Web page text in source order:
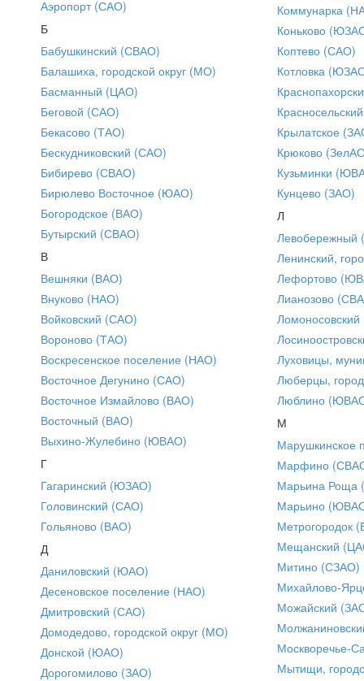
Аэропорт (САО)
Б
Бабушкинский (СВАО)
Балашиха, городской округ (МО)
Басманный (ЦАО)
Беговой (САО)
Бекасово (ТАО)
Бескудниковский (САО)
Бибирево (СВАО)
Бирюлево Восточное (ЮАО)
Богородское (ВАО)
Бутырский (СВАО)
В
Вешняки (ВАО)
Внуково (НАО)
Войковский (САО)
Вороново (ТАО)
Воскресенское поселение (НАО)
Восточное Дегунино (САО)
Восточное Измайлово (ВАО)
Восточный (ВАО)
Выхино-Жулебино (ЮВАО)
Г
Гагаринский (ЮЗАО)
Головинский (САО)
Гольяново (ВАО)
Д
Даниловский (ЮАО)
Десеновское поселение (НАО)
Дмитровский (САО)
Домодедово, городской округ (МО)
Донской (ЮАО)
Дорогомилово (ЗАО)
Коммунарка
Коньково
Коптево (САО)
Котловка
Крылатское
Крюково
Кузьминки
Кунцево (ЗАО)
Л
Ленинский,
Лефортово
Лианозово
Луховицы,
Люберцы,
Люблино
М
Марушкинское
Марфино
Марьина Роща
Марьино
Метрогородок
Мещанский
Митино (СЗАО)
Михайлово-
Можайский
Москворечье-
Мытищи,